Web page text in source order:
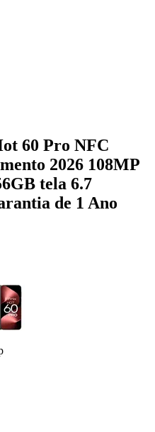
60 Pro NFC
2026 108MP
tela 6.7
de 1 Ano